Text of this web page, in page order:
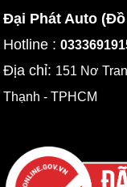
Đại Phát Auto
Hotline :
Địa chỉ: 151 Nơ
Thạnh - TPHCM